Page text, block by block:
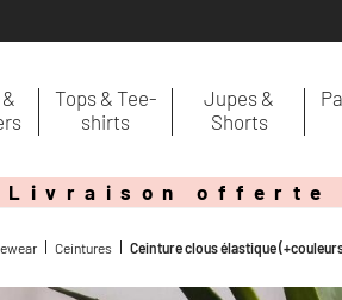
Tops & Tee-
shirts
Jupes &
Shorts
Livraison offerte
Ceintures Ceinture clous élastique